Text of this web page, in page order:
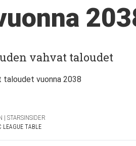
vahvat taloudet
| STARSINSIDER
LEAGUE TABLE